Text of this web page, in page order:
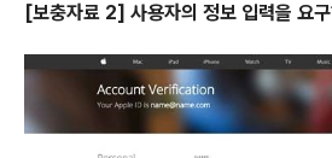
[보충자료 2] 사용자의 정보 입력을 요